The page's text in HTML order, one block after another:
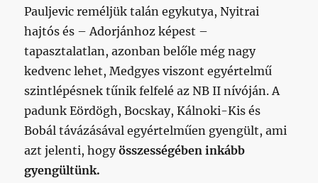
Pauljevic reméljük talán egykutya, Nyitrai
hajtós és – Adorjánhoz képest –
tapasztalatlan, azonban belőle még nagy
kedvenc lehet, Medgyes viszont egyértelmű
szintlépésnek tűnik felfelé az NB II nívóján. A
padunk Eördögh, Bocskay, Kálnoki-Kis és
Bobál távázásával egyértelműen gyengült, ami
azt jelenti, hogyösszességében inkább
gyengültünk.